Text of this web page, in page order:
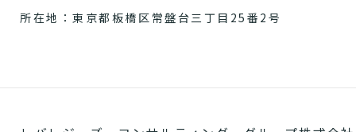
所在地：東京都板橋区常盤台三丁目25番2号